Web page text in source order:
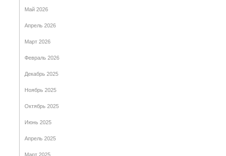
Май 2026
Апрель 2026
Март 2026
Февраль 2026
Декабрь 2025
Ноябрь 2025
Октябрь 2025
Июнь 2025
Апрель 2025
Март 2025